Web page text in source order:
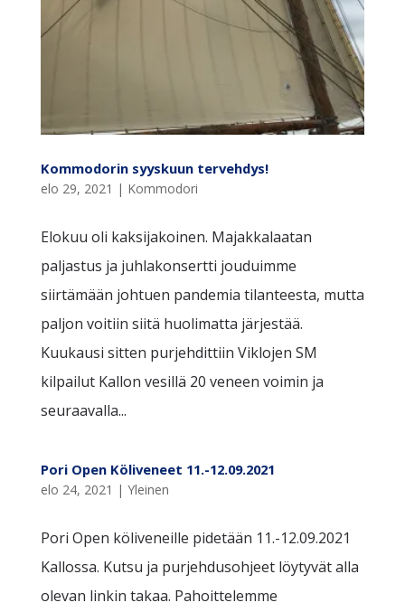
Kommodorin syyskuun tervehdys!
elo 29, 2021 | Kommodori
Elokuu oli kaksijakoinen. Majakkalaatan
paljastus ja juhlakonsertti jouduimme
siirtämään johtuen pandemia tilanteesta, mutta
paljon voitiin siitä huolimatta järjestää.
Kuukausi sitten purjehdittiin Viklojen SM
kilpailut Kallon vesillä 20 veneen voimin ja
seuraavalla...
Pori Open Köliveneet 11.-12.09.2021
elo 24, 2021 | Yleinen
Pori Open köliveneille pidetään 11.-12.09.2021
Kallossa. Kutsu ja purjehdusohjeet löytyvät alla
olevan linkin takaa. Pahoittelemme